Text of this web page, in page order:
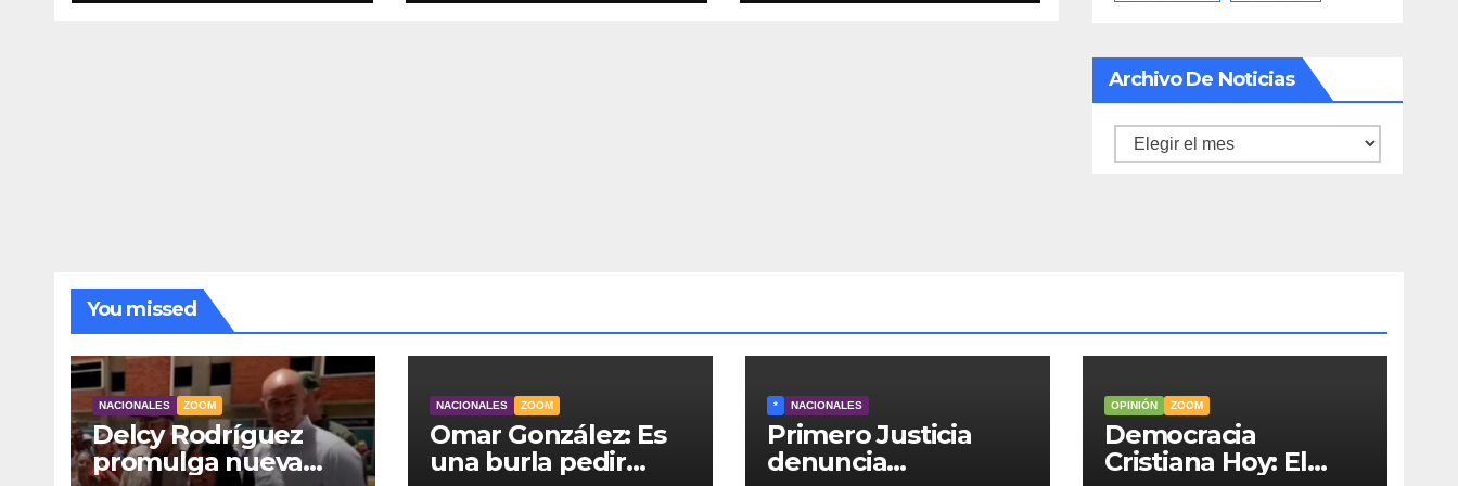
interior del país
asesinato de la líder
vehículos
Archivo De Noticias
Archivo
You missed
NACIONALES ZOOM
Delcy Rodríguez
promulga nueva
NACIONALES ZOOM
Omar González: Es
una burla pedir
* NACIONALES
Primero Justicia
denuncia
OPINIÓN ZOOM
Democracia
Cristiana Hoy: El